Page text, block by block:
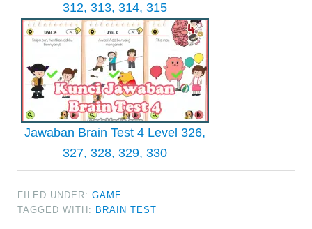
312, 313, 314, 315
Jawaban Brain Test 4 Level 326,
327, 328, 329, 330
FILED UNDER:GAME
TAGGED WITH: BRAIN TEST